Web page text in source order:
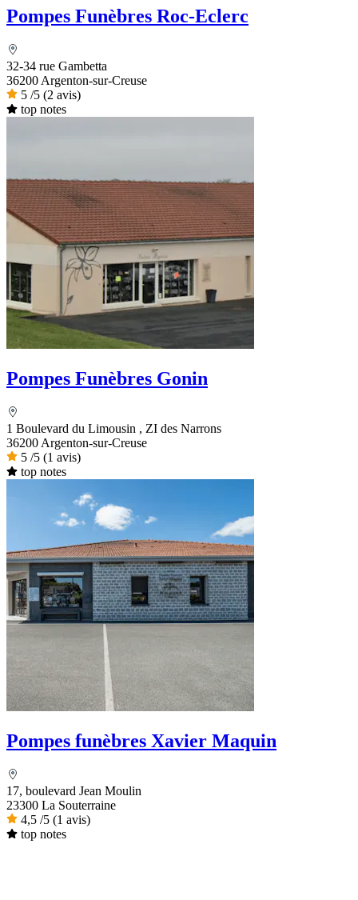
Pompes Funèbres Roc-Eclerc
32-34 rue Gambetta
36200 Argenton-sur-Creuse
5 /5 (2 avis)
top notes
Pompes Funèbres Gonin
1 Boulevard du Limousin , ZI des Narrons
36200 Argenton-sur-Creuse
5 /5 (1 avis)
top notes
Pompes funèbres Xavier Maquin
17, boulevard Jean Moulin
23300 La Souterraine
4,5 /5 (1 avis)
top notes